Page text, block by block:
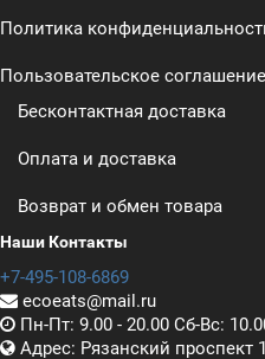
Политика
Пользовательское соглашение
Бесконтактная доставка
Оплата и доставка
Возврат и обмен товара
Наши Контакты
+7-495-108-6869
ecoeats@mail.ru
Пн-Пт: 9.00 - 20.00 Сб-Вс:
Адрес: Рязанский проспект